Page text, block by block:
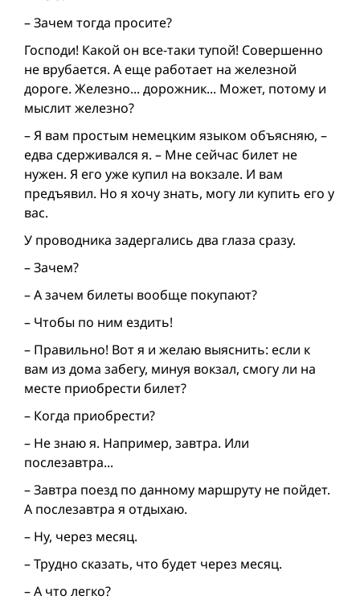
– Зачем тогда просите?
Господи! Какой он все-таки тупой! Совершенно
не врубается. А еще работает на железной
дороге. Железно... дорожник... Может, потому и
мыслит железно?
– Я вам простым немецким языком объясняю, –
едва сдерживался я. – Мне сейчас билет не
нужен. Я его уже купил на вокзале. И вам
предъявил. Но я хочу знать, могу ли купить его у
вас.
У проводника задергались два глаза сразу.
– Зачем?
– А зачем билеты вообще покупают?
– Чтобы по ним ездить!
– Правильно! Вот я и желаю выяснить: если к
вам из дома забегу, минуя вокзал, смогу ли на
месте приобрести билет?
– Когда приобрести?
– Не знаю я. Например, завтра. Или
послезавтра...
– Завтра поезд по данному маршруту не пойдет.
А послезавтра я отдыхаю.
– Ну, через месяц.
– Трудно сказать, что будет через месяц.
– А что легко?